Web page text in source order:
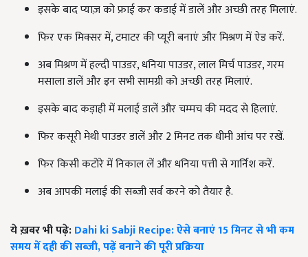
इसके बाद प्याज़ को फ्राई कर कडाई में डालें और अच्छी तरह मिलाएं.
फिर एक मिक्सर में, टमाटर की प्यूरी बनाएं और मिश्रण में ऐड करें.
अब मिश्रण में हल्दी पाउडर, धनिया पाउडर, लाल मिर्च पाउडर, गरम
मसाला डालें और इन सभी सामग्री को अच्छी तरह मिलाएं.
इसके बाद कड़ाही में मलाई डालें और चम्मच की मदद से हिलाएं.
फिर कसूरी मेथी पाउडर डालें और 2 मिनट तक धीमी आंच पर रखें.
फिर किसी कटोरे में निकाल लें और धनिया पत्ती से गार्निश करें.
अब आपकी मलाई की सब्जी सर्व करने को तैयार है.
ये ख़बर भी पढ़े:Dahi ki Sabji Recipe: ऐसे बनाएं 15 मिनट से भी कम
समय में दही की सब्जी, पढ़ें बनाने की पूरी प्रक्रिया